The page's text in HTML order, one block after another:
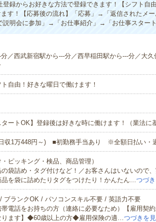
登録からお好きな方法で登録できます！【シフト自
す！【応募後の流れ】「応募」→「返信されたメ
明会に参加」→「お仕事紹介」→「お仕事スタート
／西武新宿駅から---分／西早稲田駅から---分／大
自由！好きな曜日で働けます！
タートOK】登録後は好きな時に働けます！（業法に
収1万448円～) ■初勤務手当あり ※全額日払い・
ピッキング・検品、商品管理）
袋詰め・タグ付けなど！／お客さんはいないので
を袋に詰めたりタグをつけたり！かんたん…つづ
ブランクOK / パソコンスキル不要 / 英語力不要
電話をお持ちの方（連絡に必要なため）【雇用契
ります】◆60歳以上の方◆雇用保険の適…つづきを